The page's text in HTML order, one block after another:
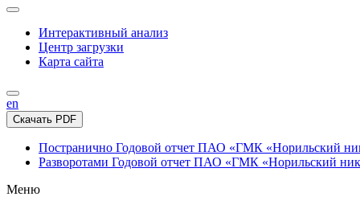
Интерактивный анализ
Центр загрузки
Карта сайта
en
Скачать PDF
Постранично Годовой отчет ПАО «ГМК «Норильский
Разворотами Годовой отчет ПАО «ГМК «Норильский
Меню